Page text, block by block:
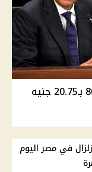
أسعار الوقود في مصر اليوم .. بنزين 80 بـ20.75 جنيه
في مصر اليوم